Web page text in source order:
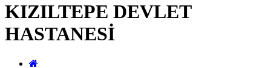
KIZILTEPE DEVLET
HASTANESİ